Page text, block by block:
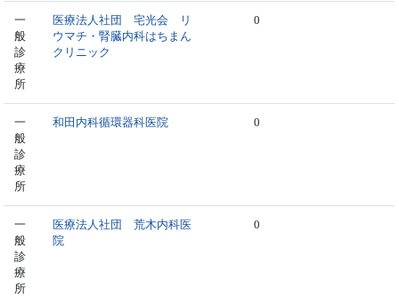
一
般
診
療
所
医療法人社団 宅光会 リ
ウマチ・腎臓内科はちまん
クリニック
0
一
般
診
療
所
和田内科循環器科医院 0
一
般
診
療
所
医療法人社団 荒木内科医
院
0